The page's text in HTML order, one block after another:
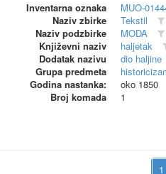
Inventarna oznaka
MUO-
Naziv zbirke
Tekstil
Naziv podzbirke
MODA
Književni naziv
haljetak
Dodatak nazivu
dio haljine
Grupa predmeta
Godina nastanka:
oko 1850
Broj komada
1